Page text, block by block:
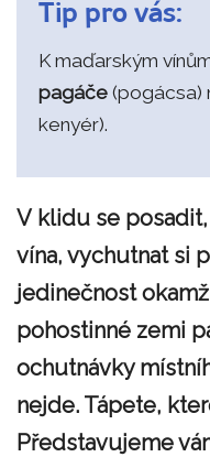
Tip pro vás:
K maďarským
pagáče (pogácsa)
kenyér).
V klidu se
vína, vychutnat si
jedinečnost
pohostinné zemi
ochutnávky
nejde. Tápete,
Představujeme